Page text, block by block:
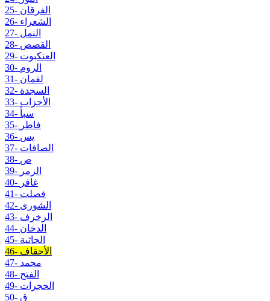
25- الفرقان
26- الشعراء
27- النمل
28- القصص
29- العنكبوت
30- الروم
31- لقمان
32- السجدة
33- الأحزاب
34- سبأ
35- فاطر
36- يس
37- الصافات
38- ص
39- الزمر
40- غافر
41- فصلت
42- الشورى
43- الزخرف
44- الدخان
45- الجاثية
46- الأحقاف
47- محمد
48- الفتح
49- الحجرات
50- ق